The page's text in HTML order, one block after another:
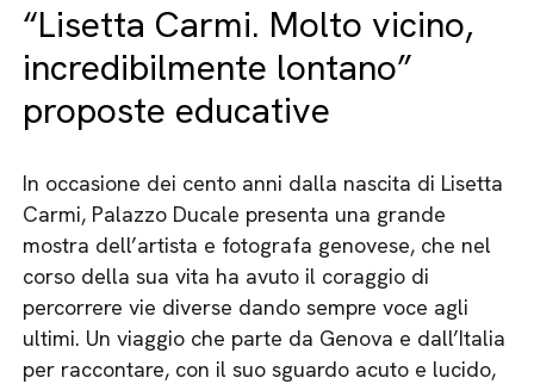
“Lisetta Carmi. Molto vicino,
incredibilmente lontano”
proposte educative
In occasione dei cento anni dalla nascita di Lisetta
Carmi, Palazzo Ducale presenta una grande
mostra dell’artista e fotografa genovese, che nel
corso della sua vita ha avuto il coraggio di
percorrere vie diverse dando sempre voce agli
ultimi. Un viaggio che parte da Genova e dall’Italia
per raccontare, con il suo sguardo acuto e lucido,